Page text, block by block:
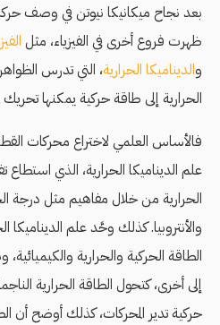
بعد نجاح ميكانيكا نيوتن في وصف
ظهرت فروع أخرى في الفيزياء، مثل
والديناميكا الحرارية، التي تدرس
الحرارية إلى طاقة حركية يمكنها
فالأساس العلمي لاختراع محركات
علم الديناميكا الحرارية، الذي
الحرارية من خلال مفاهيم مثل درجة
والأنتروبيا. كذلك وحَّد علم الديناميكا
الطاقة الحركية والحرارية
إلى أخرى، كتحول الطاقة الحرارية
حركية تدير المحركات، كذلك أوضح أن